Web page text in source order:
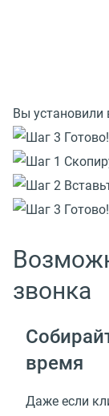
Вы установили
звонка
время
Даже если